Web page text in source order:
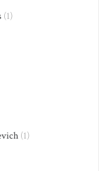
(1)
(1)